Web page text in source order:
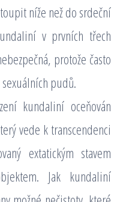
níže než do srdeční
v prvních třech
protože často
pudů.
kundaliní oceňován
vede k transcendenci
extatickým stavem
Jak kundaliní